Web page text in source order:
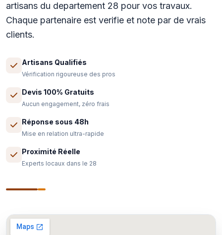
artisans du departement 28 pour vos travaux.
Chaque partenaire est verifie et note par de vrais
clients.
Artisans Qualifiés
Vérification rigoureuse des pros
Devis 100% Gratuits
Aucun engagement, zéro frais
Réponse sous 48h
Mise en relation ultra-rapide
Proximité Réelle
Experts locaux dans le 28